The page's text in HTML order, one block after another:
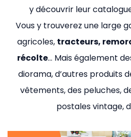
y découvrir leur
Vous y trouverez une large
agricoles, tracteurs,
récolte… Mais également
diorama, d’autres produits
vêtements, des peluches,
postales vintage,